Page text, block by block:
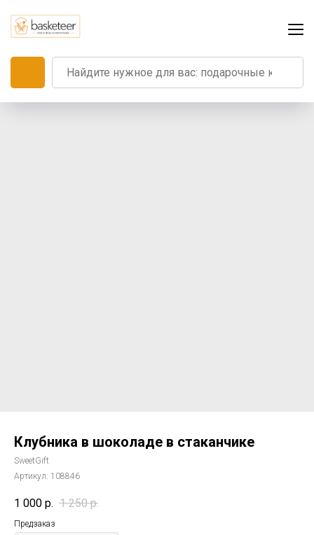
Клубника в шоколаде в стаканчике
SweetGift
Артикул: 108846
1 000 р. 1 250 р.
Предзаказ